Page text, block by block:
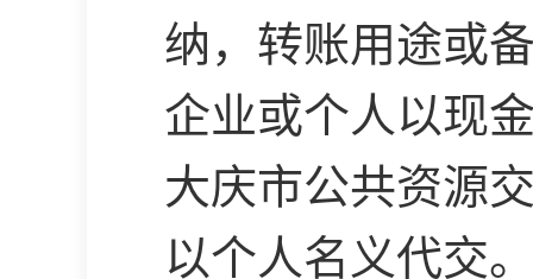
纳，转账用途或
企业或个人以现
大庆市公共资源
以个人名义代交